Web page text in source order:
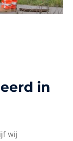
in
wij